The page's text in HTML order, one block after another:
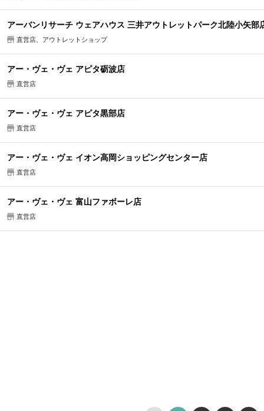
アーバンリサーチ ウェアハウス 三井アウトレットパーク北陸小矢部
直営店、アウトレットショップ
アー・ヴェ・ヴェ アピタ砺波店
直営店
アー・ヴェ・ヴェ アピタ黒部店
直営店
アー・ヴェ・ヴェ イオン高岡ショッピングセンター店
直営店
アー・ヴェ・ヴェ 富山ファボーレ店
直営店